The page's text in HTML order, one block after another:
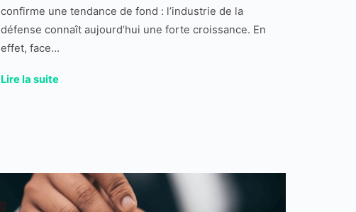
confirme une tendance de fond : l’industrie de la
défense connaît aujourd’hui une forte croissance. En
effet, face...
Lire la suite